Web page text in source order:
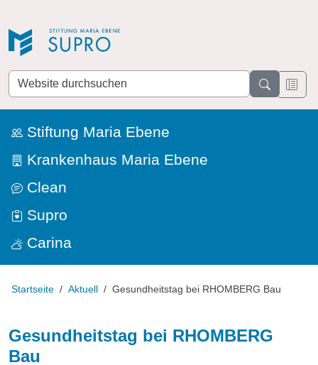
Website
durchsuchen
Stiftung Maria Ebene
Krankenhaus Maria Ebene
Clean
Supro
Carina
Startseite Aktuell Gesundheitstag bei RHOMBERG Bau
Gesundheitstag bei RHOMBERG
Bau